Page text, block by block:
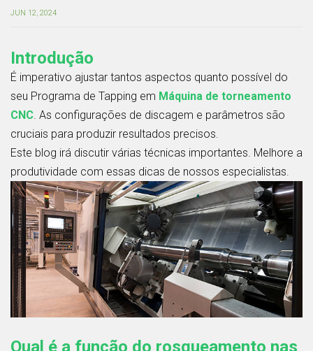
JUN 12, 2024
Introdução
É imperativo ajustar tantos aspectos quanto possível do
seu Programa de Tapping em Máquina de torneamento
CNC. As configurações de discagem e parâmetros são
cruciais para produzir resultados precisos.
Este blog irá discutir várias técnicas importantes. Melhore a
produtividade com essas dicas de nossos especialistas.
Qual é a função do rosqueamento nas